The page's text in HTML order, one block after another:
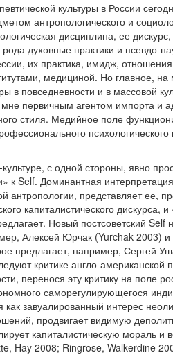
культуры в России
антропологического и
дисциплина, ее
духовные практики и псевдо-
их практика, имидж,
медициной. Но главное, на
в повседневности и в массовой
первичным агентом импорта и
стиля. Медийное поле
культуре, с одной стороны, явно
к Self. Доминантная
антропологии, представляет ее,
капиталистического дискурса,
Новый постсоветский
Алексей Юрчак (Yurchak 2003)
предлагает, например, Сергей
критике англо-американской
перенося эту критику на поле
саморегулирующегося
как завуалированный интерес
продвигает видимую
капиталистическую мораль и
Hay 2008; Ringrose, Walkerdine